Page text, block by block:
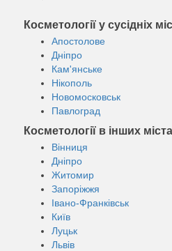
Косметології у сусідніх
Апостолове
Дніпро
Кам'янське
Нікополь
Новомосковськ
Павлоград
Косметології в інших
Вінниця
Дніпро
Житомир
Запоріжжя
Івано-Франківськ
Київ
Луцьк
Львів